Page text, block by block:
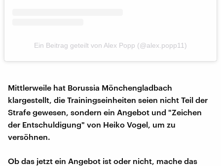
Ein Beitrag geteilt von Alex Popp (@alex.popp11)
Mittlerweile hat Borussia Mönchengladbach
klargestellt, die Trainingseinheiten seien nicht Teil der
Strafe gewesen, sondern ein Angebot und "Zeichen
der Entschuldigung" von Heiko Vogel, um zu
versöhnen.
Ob das jetzt ein Angebot ist oder nicht, mache das